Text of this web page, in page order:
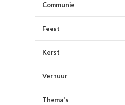
Communie
Feest
Kerst
Verhuur
Thema's